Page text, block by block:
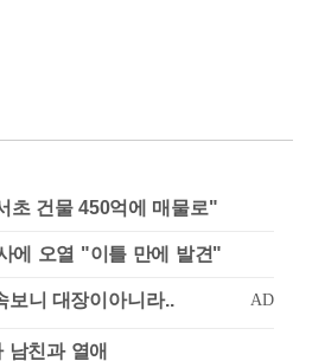
초 건물 450억에 매물로"
에 오열 "이틀 만에 발견"
남친과 열애